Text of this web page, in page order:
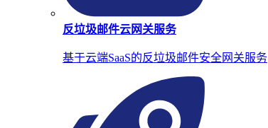
反垃圾邮件云网关服务
基于云端SaaS的反垃圾邮件安全网关服务